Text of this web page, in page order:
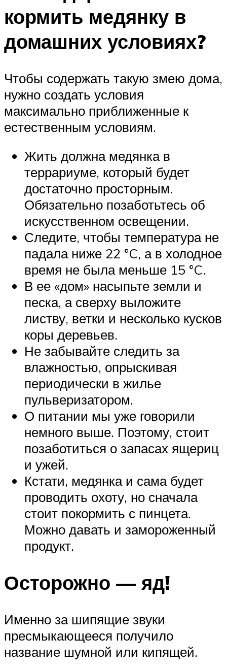
кормить медянку в
домашних условиях?
Чтобы содержать такую змею дома,
нужно создать условия
максимально приближенные к
естественным условиям.
Жить должна медянка в
террариуме, который будет
достаточно просторным.
Обязательно позаботьтесь об
искусственном освещении.
Следите, чтобы температура не
падала ниже 22 °C, а в холодное
время не была меньше 15 °C.
В ее «дом» насыпьте земли и
песка, а сверху выложите
листву, ветки и несколько кусков
коры деревьев.
Не забывайте следить за
влажностью, опрыскивая
периодически в жилье
пульверизатором.
О питании мы уже говорили
немного выше. Поэтому, стоит
позаботиться о запасах ящериц
и ужей.
Кстати, медянка и сама будет
проводить охоту, но сначала
стоит покормить с пинцета.
Можно давать и замороженный
продукт.
Осторожно — яд!
Именно за шипящие звуки
пресмыкающееся получило
название шумной или кипящей.